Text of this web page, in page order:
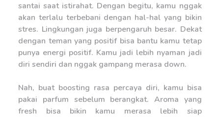
santai saat istirahat. Dengan begitu, kamu nggak
akan terlalu terbebani dengan hal-hal yang bikin
stres. Lingkungan juga berpengaruh besar. Dekat
dengan teman yang positif bisa bantu kamu tetap
punya energi positif. Kamu jadi lebih nyaman jadi
diri sendiri dan nggak gampang merasa down.
Nah, buat boosting rasa percaya diri, kamu bisa
pakai parfum sebelum berangkat. Aroma yang
fresh bisa bikin kamu merasa lebih siap